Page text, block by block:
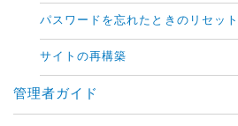
パスワードを忘れたときのリセット
サイトの再構築
管理者ガイド